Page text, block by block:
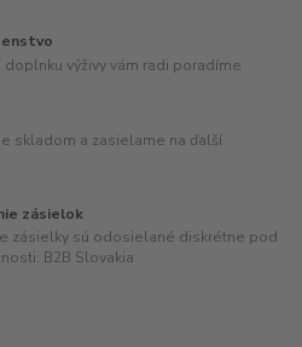
výživy vám radi poradíme
skladom a zasielame na ďalší
zásielok
zásielky sú odosielané diskrétne pod
B2B Slovakia